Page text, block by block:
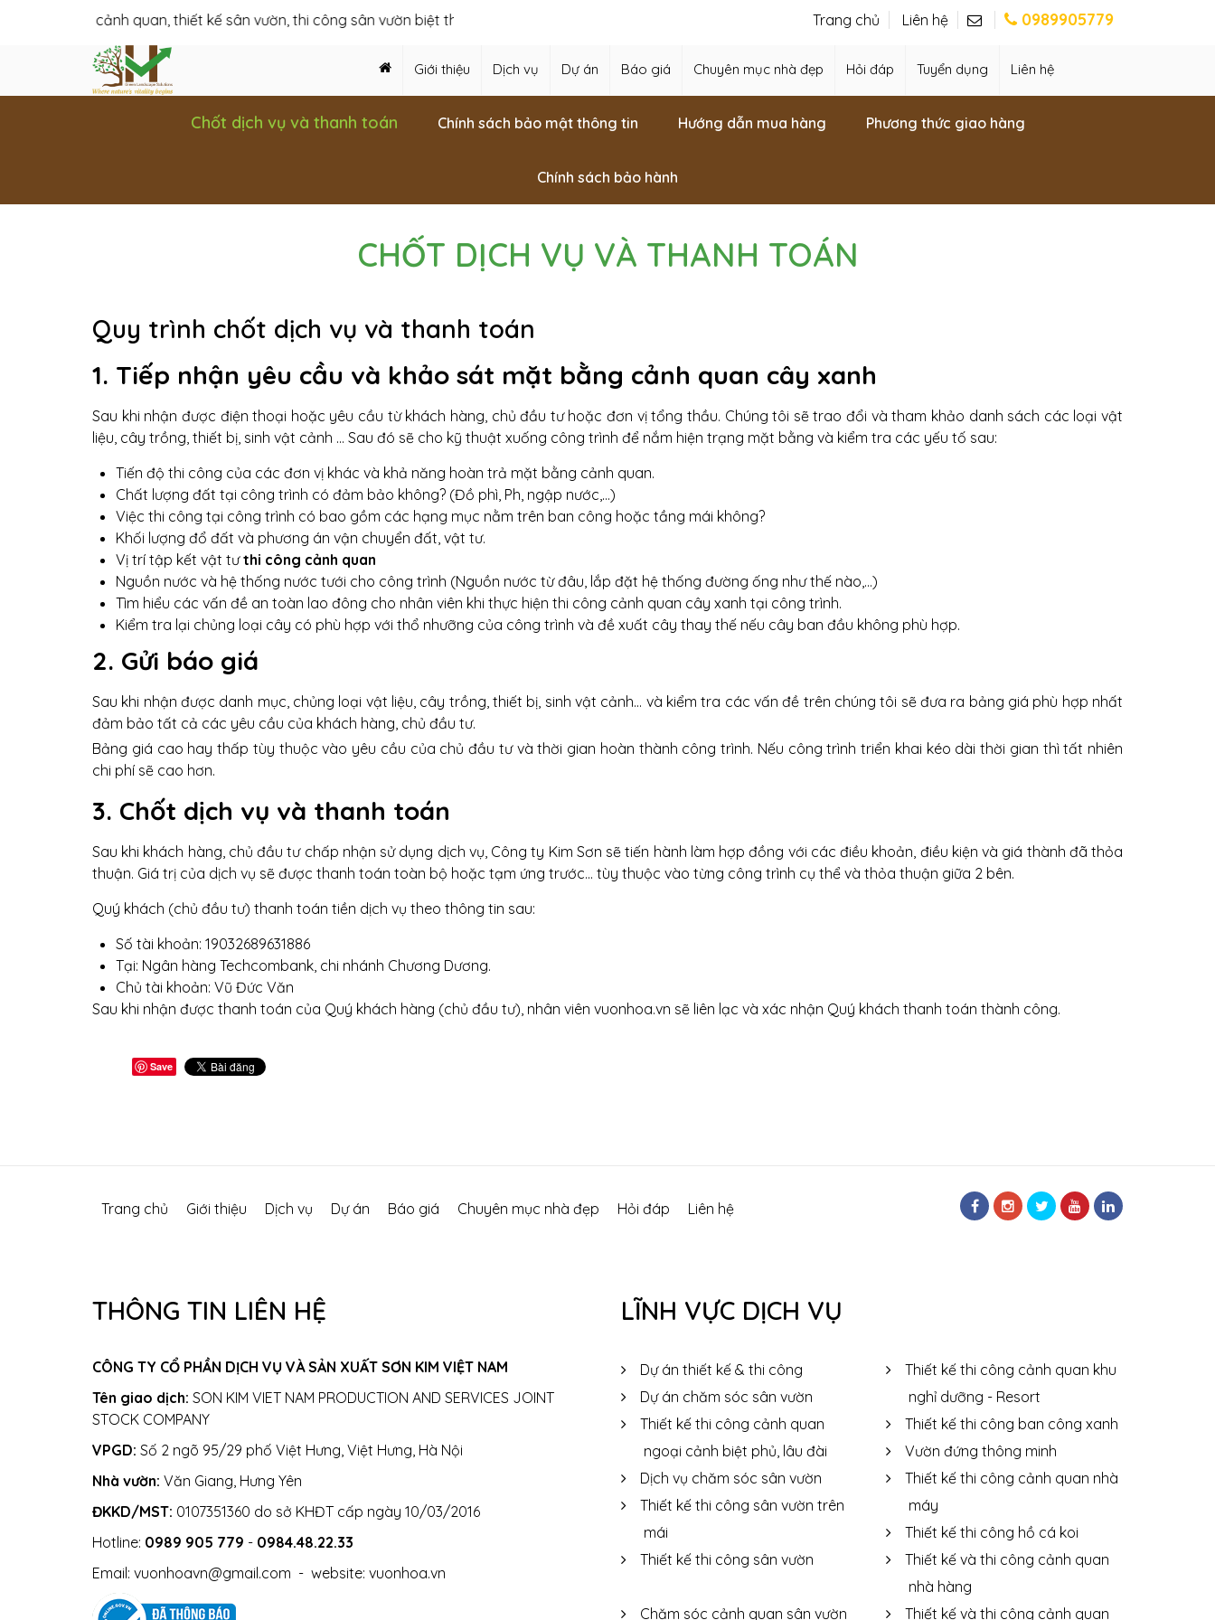
Thiết kế cảnh quan, thiết kế sân vườn, thi công sân vườn biệt thự, thiết kế vườn Nhật, thiết kế hồ cá Koi,… 0989905779
Trang chủ Liên hệ
Giới thiệu Dịch vụ Dự án Báo giá Chuyên mục nhà đẹp Hỏi đáp Tuyển dụng Liên hệ
Chốt dịch vụ và thanh toán Chính sách bảo mật thông tin Hướng dẫn mua hàng Phương thức giao hàng
Chính sách bảo hành
CHỐT DỊCH VỤ VÀ THANH TOÁN
Quy trình chốt dịch vụ và thanh toán
1. Tiếp nhận yêu cầu và khảo sát mặt bằng cảnh quan cây xanh
Sau khi nhận được điện thoại hoặc yêu cầu từ khách hàng, chủ đầu tư hoặc đơn vị tổng thầu. Chúng tôi sẽ trao đổi và tham khảo danh sách các loại vật
liệu, cây trồng, thiết bị, sinh vật cảnh ... Sau đó sẽ cho kỹ thuật xuống công trình để nắm hiện trạng mặt bằng và kiểm tra các yếu tố sau:
Tiến độ thi công của các đơn vị khác và khả năng hoàn trả mặt bằng cảnh quan.
​Chất lượng đất tại công trình có đảm bảo không? (Đồ phì, Ph, ngập nước,…)
Việc thi công tại công trình có bao gồm các hạng mục nằm trên ban công hoặc tầng mái không?
Khối lượng đổ đất và phương án vận chuyển đất, vật tư.
Vị trí tập kết vật tưthi công cảnh quan
​Nguồn nước và hệ thống nước tưới cho công trình (Nguồn nước từ đâu, lắp đặt hệ thống đường ống như thế nào,…)
Tìm hiểu các vấn đề an toàn lao đông cho nhân viên khi thực hiện thi công cảnh quan cây xanh tại công trình.
Kiểm tra lại chủng loại cây có phù hợp với thổ nhưỡng của công trình và đề xuất cây thay thế nếu cây ban đầu không phù hợp.
2. Gửi báo giá
Sau khi nhận được danh mục, chủng loại vật liệu, cây trồng, thiết bị, sinh vật cảnh... và kiểm tra các vấn đề trên chúng tôi sẽ đưa ra bảng giá phù hợp nhất
đảm bảo tất cả các yêu cầu của khách hàng, chủ đầu tư.
Bảng giá cao hay thấp tùy thuộc vào yêu cầu của chủ đầu tư và thời gian hoàn thành công trình. Nếu công trình triển khai kéo dài thời gian thì tất nhiên
chi phí sẽ cao hơn.
3. Chốt dịch vụ và thanh toán
Sau khi khách hàng, chủ đầu tư chấp nhận sử dụng dịch vụ, Công ty Kim Sơn sẽ tiến hành làm hợp đồng với các điều khoản, điều kiện và giá thành đã thỏa
thuận. Giá trị của dịch vụ sẽ được thanh toán toàn bộ hoặc tạm ứng trước... tùy thuộc vào từng công trình cụ thể và thỏa thuận giữa 2 bên.
Quý khách (chủ đầu tư) thanh toán tiền dịch vụ theo thông tin sau:
Số tài khoản: 19032689631886
Tại: Ngân hàng Techcombank, chi nhánh Chương Dương.
Chủ tài khoản: Vũ Đức Văn
Sau khi nhận được thanh toán của Quý khách hàng (chủ đầu tư), nhân viên vuonhoa.vn sẽ liên lạc và xác nhận Quý khách thanh toán thành công.
Save
Trang chủ Giới thiệu Dịch vụ Dự án Báo giá Chuyên mục nhà đẹp Hỏi đáp Liên hệ
THÔNG TIN LIÊN HỆ
CÔNG TY CỔ PHẦN DỊCH VỤ VÀ SẢN XUẤT SƠN KIM VIỆT NAM
Tên giao dịch: SON KIM VIET NAM PRODUCTION AND SERVICES JOINT
STOCK COMPANY
VPGD: Số 2 ngõ 95/29 phố Việt Hưng, Việt Hưng, Hà Nội
Nhà vườn: Văn Giang, Hưng Yên
ĐKKD/MST: 0107351360 do sở KHĐT cấp ngày 10/03/2016
Hotline: 0989 905 779 - 0984.48.22.33
Email: vuonhoavn@gmail.com - website: vuonhoa.vn
LĨNH VỰC DỊCH VỤ
Dự án thiết kế & thi công
Dự án chăm sóc sân vườn
Thiết kế thi công cảnh quan
ngoại cảnh biệt phủ, lâu đài
Dịch vụ chăm sóc sân vườn
Thiết kế thi công sân vườn trên
mái
Thiết kế thi công sân vườn
Thiết kế thi công cảnh quan khu
nghỉ dưỡng - Resort
Thiết kế thi công ban công xanh
Vườn đứng thông minh
Thiết kế thi công cảnh quan nhà
máy
Thiết kế thi công hồ cá koi
Thiết kế và thi công cảnh quan
nhà hàng
Chăm sóc cảnh quan sân vườn
Thiết kế và thi công cảnh quan